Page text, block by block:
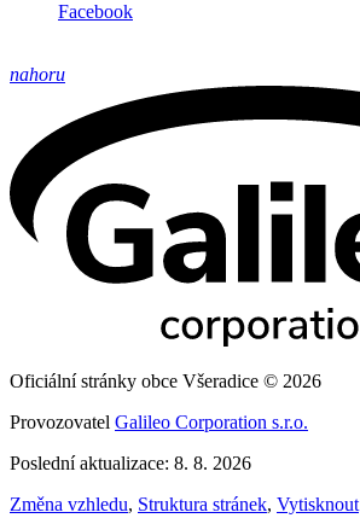
Facebook
nahoru
Oficiální stránky obce Všeradice © 2026
Provozovatel Galileo Corporation s.r.o.
Poslední aktualizace: 8. 8. 2026
Změna vzhledu, Struktura stránek, Vytisknout